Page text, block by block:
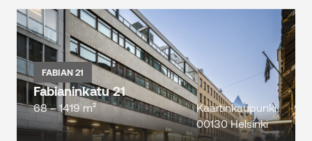
FABIAN 21
Fabianinkatu 21
68 – 1419 m²
Kaartinkaupunki,
00130 Helsinki